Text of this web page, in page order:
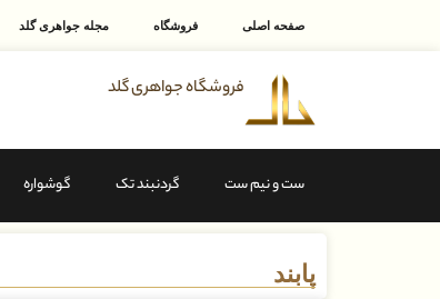
صفحه اصلی فروشگاه مجله جواهری گلد
فروشگاه جواهری گلد
ست و نیم ست گردنبند تک گوشواره
پابند